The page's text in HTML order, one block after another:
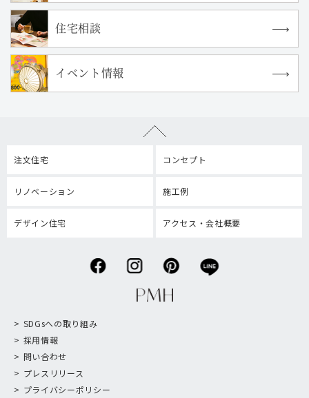
住宅相談
イベント情報
注文住宅 コンセプト
リノベーション 施工例
デザイン住宅 アクセス・会社概要
SDGsへの取り組み
採用情報
問い合わせ
プレスリリース
プライバシーポリシー